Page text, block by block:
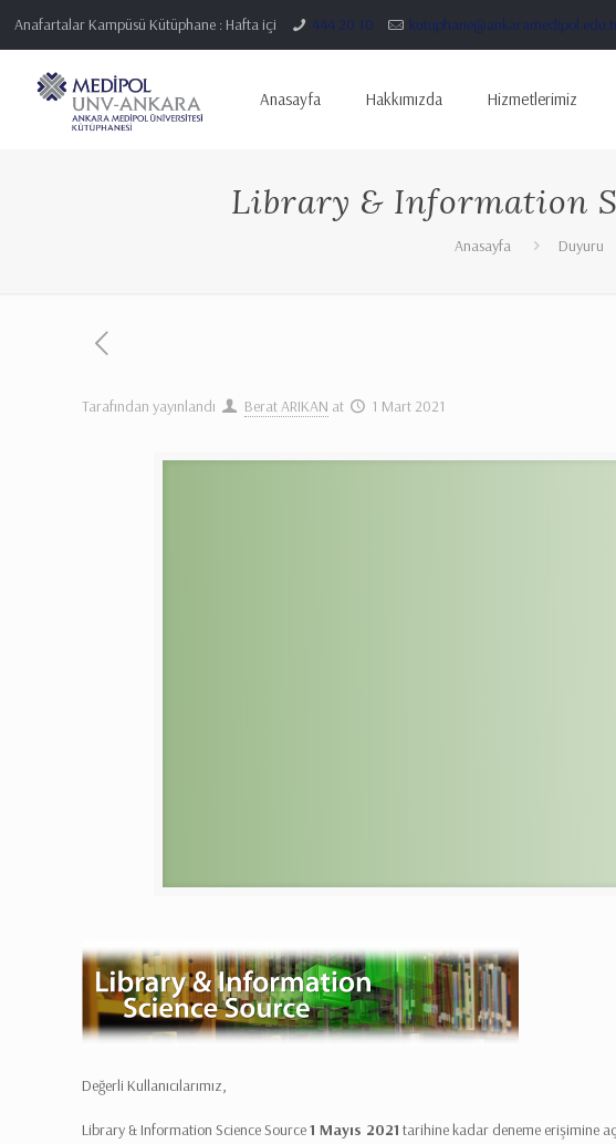
Anafartalar Kampüsü Kütüphane : Hafta içi 444 20 10
Anasayfa Hakkımızda Hizmetlerimiz
Library & Information
Anasayfa Duyuru
Tarafından yayınlandı Berat ARIKAN at 1 Mart 2021
Değerli Kullanıcılarımız,
Library & Information Science Source1 Mayıs 2021 tarihine kadar deneme erişimine